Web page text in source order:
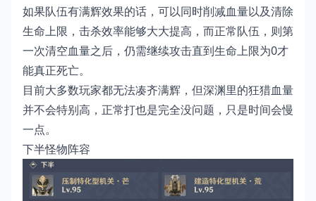
如果队伍有满辉效果的话，可以同时削减血量以及清除
生命上限，击杀效率能够大大提高，而正常队伍，则第
一次清空血量之后，仍需继续攻击直到生命上限为0才
能真正死亡。
目前大多数玩家都无法凑齐满辉，但深渊里的狂猎血量
并不会特别高，正常打也是完全没问题，只是时间会慢
一点。
下半怪物阵容